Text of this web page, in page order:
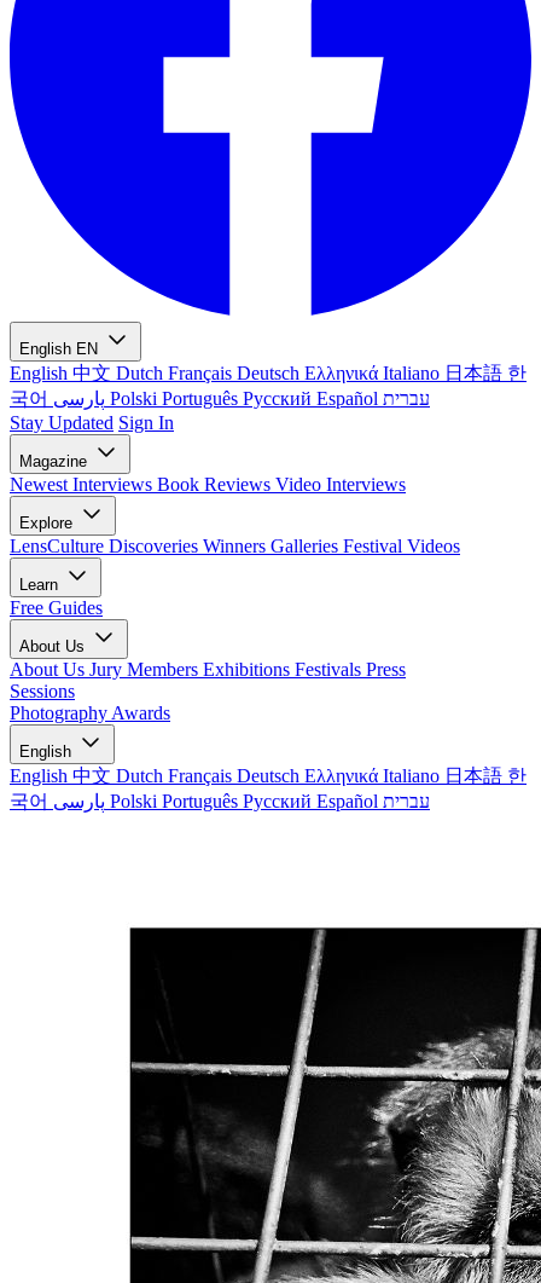
English EN
English 中文 Dutch Français Deutsch Ελληνικά Italiano 日本語 한
국어
Polski Português Русский Español עברית
Stay Updated Sign In
Magazine
Newest Interviews Book Reviews Video Interviews
Explore
LensCulture Discoveries Winners Galleries Festival Videos
Learn
Free Guides
About Us
About Us Jury Members Exhibitions Festivals Press
Sessions
Photography Awards
English
English 中文 Dutch Français Deutsch Ελληνικά Italiano 日本語 한
국어
Polski Português Русский Español עברית